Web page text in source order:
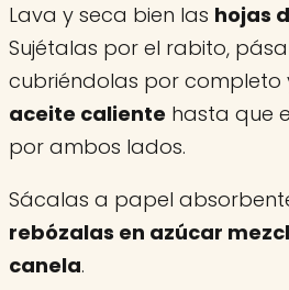
Lava y seca bien las hojas
Sujétalas por el rabito,
cubriéndolas por completo
aceite caliente hasta que
por ambos lados.
Sácalas a papel
rebózalas en azúcar
canela.